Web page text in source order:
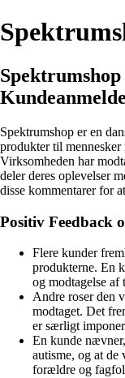
Spektrumshop er en
produkter til
Virksomheden har
deler deres oplevelser
disse kommentarer for
Positiv Feedback
Flere kunder
produkterne. En
og modtagelse af
Andre roser den
modtaget. Det
er særligt
En kunde
autisme, og at de
forældre og